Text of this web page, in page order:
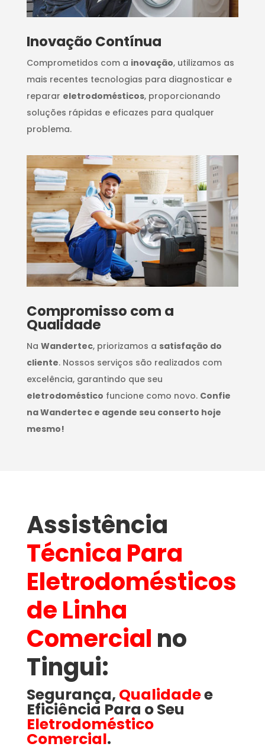
Inovação Contínua
Comprometidos com a inovação, utilizamos as
mais recentes tecnologias para diagnosticar e
reparar eletrodomésticos, proporcionando
soluções rápidas e eficazes para qualquer
problema.
Compromisso com a
Qualidade
Na Wandertec, priorizamos a satisfação do
cliente. Nossos serviços são realizados com
excelência, garantindo que seu
eletrodoméstico funcione como novo. Confie
na Wandertec e agende seu conserto hoje
mesmo!
Assistência
Técnica Para
Eletrodomésticos
de Linha
Comercial no
Tingui​:
Segurança, Qualidadee
Eficiência Para o Seu
Eletrodoméstico
Comercial.